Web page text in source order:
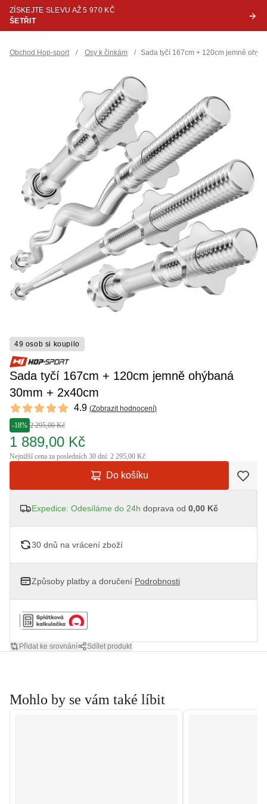
ZÍSKEJTE SLEVU AŽ 5 970 KČ
ŠETŘIT
Obchod Hop-sport / Osy k činkám / Sada tyčí 167cm + 120cm jemně
49 osob si koupilo
Sada tyčí 167cm + 120cm jemně ohýbaná
30mm + 2x40cm
Reviews
4.9 out of 5 stars 4.9 (Zobrazit hodnocení)
-18% 2 295,00 Kč
1 889,00 Kč
Nejnižší cena za posledních 30 dní: 2 295,00 Kč
Do košíku
Expedice: Odesíláme do 24h doprava od 0,00 Kč
30 dnů na vrácení zboží
Způsoby platby a doručení Podrobnosti
Přidat ke srovnání Sdílet produkt
Mohlo by se vám také líbit